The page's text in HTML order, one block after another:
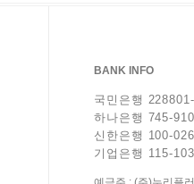
BANK INFO
국민은행
하나은행 745-
신한은행 100-
기업은행 115-